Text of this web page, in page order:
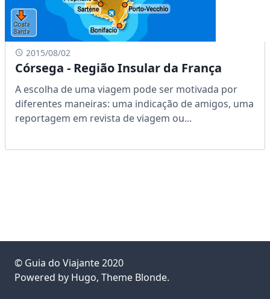
2015/08/02
Córsega - Região Insular da França
A escolha de uma viagem pode ser motivada por
diferentes maneiras: uma indicação de amigos, uma
reportagem em revista de viagem ou...
© Guia do Viajante2020
Powered by Hugo, Theme Blonde.